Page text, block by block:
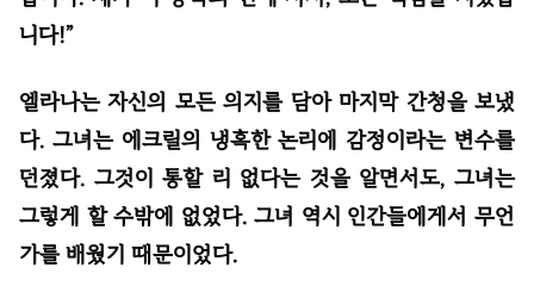
니다!”
엘라나는 자신의 모든 의지를 담아 마지막 간청을 보냈
다. 그녀는 에크릴의 냉혹한 논리에 감정이라는 변수를
던졌다. 그것이 통할 리 없다는 것을 알면서도, 그녀는
그렇게 할 수밖에 없었다. 그녀 역시 인간들에게서 무언
가를 배웠기 때문이었다.